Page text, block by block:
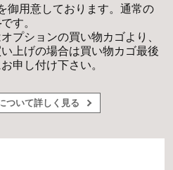
御用意しております。通常の
です。
プションの買い物カゴより、
上げの場合は買い物カゴ最後
申し付け下さい。
ついて詳しく見る